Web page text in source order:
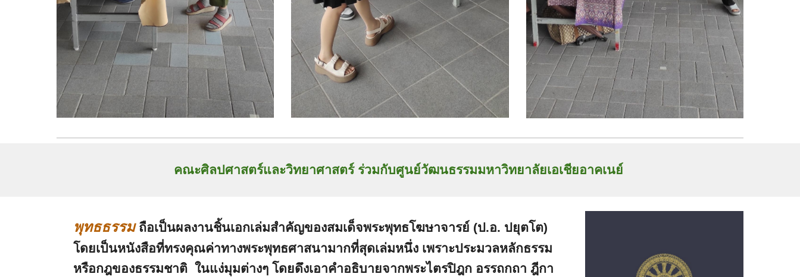
คณะศิลปศาสตร์และวิทยาศาสตร์ ร่วมกับศูนย์วัฒนธรรมมหาวิทยาลัยเอเชียอาคเนย์
พุทธธรรมถือเป็นผลงานชิ้นเอกเล่มสำคัญของสมเด็จพระพุทธโฆษาจารย์ (ป.อ. ปยุตโต)
โดยเป็นหนังสือที่ทรงคุณค่าทางพระพุทธศาสนามากที่สุดเล่มหนึ่ง เพราะประมวลหลักธรรม
หรือกฎของธรรมชาติ ในแง่มุมต่างๆ โดยดึงเอาคำอธิบายจากพระไตรปิฎก อรรถกถา ฎีกา